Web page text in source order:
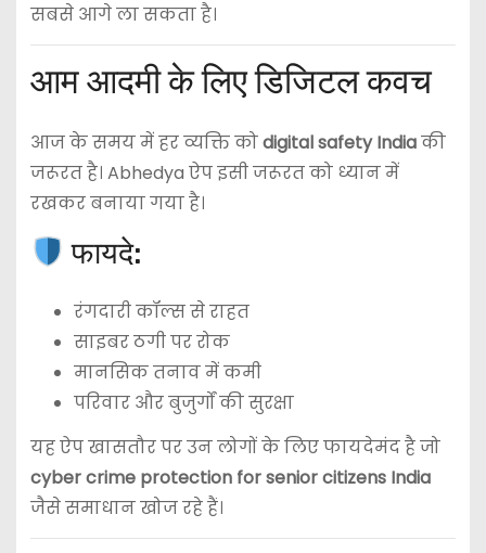
सबसे आगे ला सकता है।
आम आदमी के लिए डिजिटल कवच
आज के समय में हर व्यक्ति कोdigital safety Indiaकी
जरूरत है। Abhedya ऐप इसी जरूरत को ध्यान में
रखकर बनाया गया है।
फायदे:
रंगदारी कॉल्स से राहत
साइबर ठगी पर रोक
मानसिक तनाव में कमी
परिवार और बुजुर्गों की सुरक्षा
यह ऐप खासतौर पर उन लोगों के लिए फायदेमंद है जो
cyber crime protection for senior citizens India
जैसे समाधान खोज रहे हैं।